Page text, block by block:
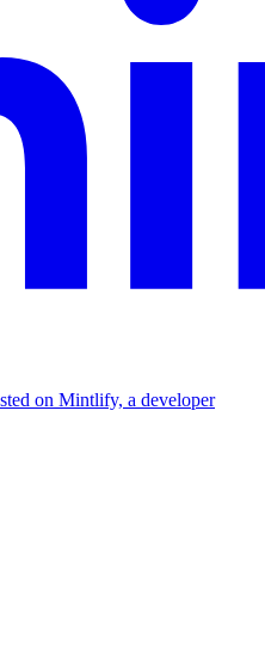
on Mintlify, a developer